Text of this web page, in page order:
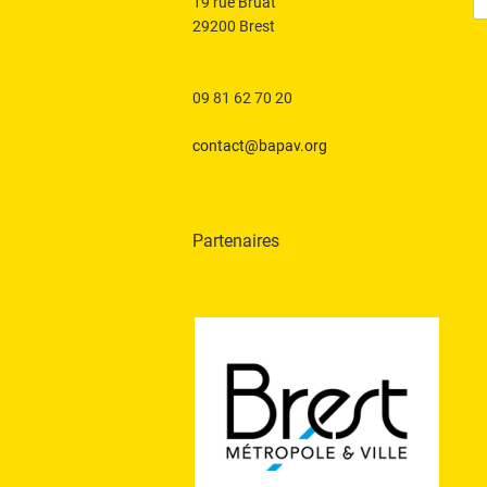
29200 Brest
09 81 62 70 20
contact@bapav.org
:
Partenaires